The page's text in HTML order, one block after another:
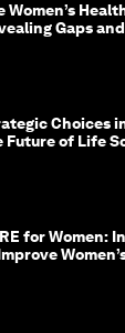
Women’s
Gaps
Choices
Future of Life
for Women: